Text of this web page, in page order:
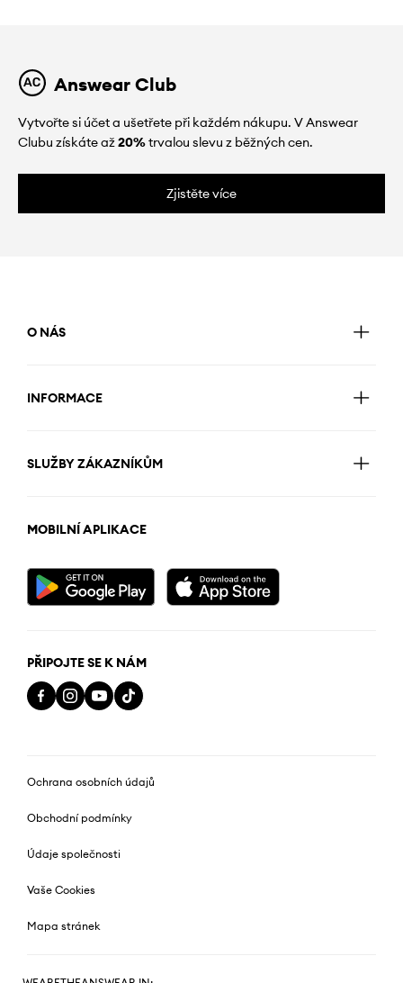
Answear Club
Vytvořte si účet a ušetřete při každém nákupu. V Answear
Clubu získáte až20%trvalou slevu z běžných cen.
Zjistěte více
O NÁS
INFORMACE
SLUŽBY ZÁKAZNÍKŮM
MOBILNÍ APLIKACE
PŘIPOJTE SE K NÁM
Ochrana osobních údajů
Obchodní podmínky
Údaje společnosti
Vaše Cookies
Mapa stránek